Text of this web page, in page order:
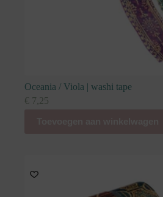
Oceania / Viola | washi tape
€ 7,25